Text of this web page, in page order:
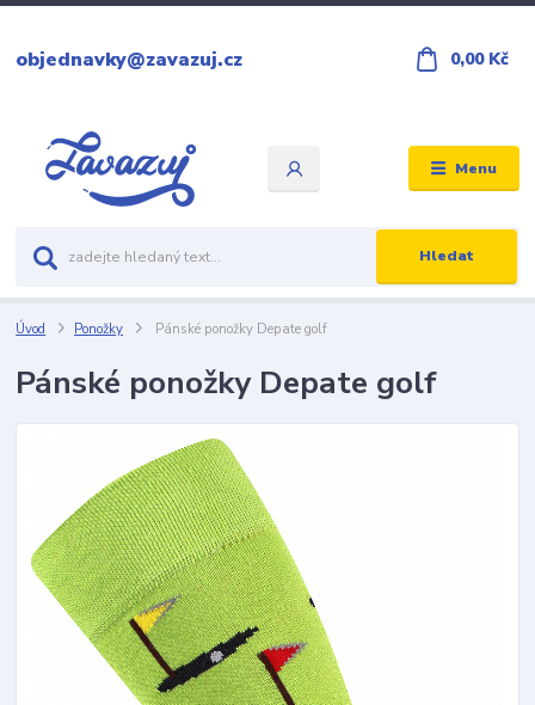
Menu
Hledat
objednavky@zavazuj.cz 0,00 Kč
Úvod Ponožky Pánské ponožky Depate golf
Pánské ponožky Depate golf